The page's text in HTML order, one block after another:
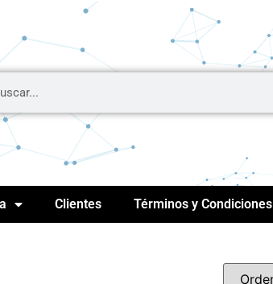
Clientes Términos y Condiciones